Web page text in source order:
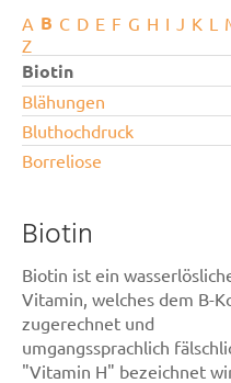
A B C D E F G H I J K L
Z
Biotin
Blähungen
Bluthochdruck
Borreliose
Biotin
Biotin ist ein
Vitamin, welches dem B-
zugerechnet und
umgangssprachlich
"Vitamin H" bezeichnet